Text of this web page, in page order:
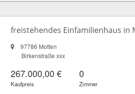
freistehendes Einfamilienhaus in
97786 Motten
Birkenstraße xxx
267.000,00 €
Kaufpreis
0
Zimmer